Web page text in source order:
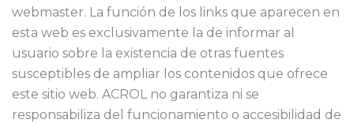
webmaster. La función de los links que aparecen en
esta web es exclusivamente la de informar al
usuario sobre la existencia de otras fuentes
susceptibles de ampliar los contenidos que ofrece
este sitio web. ACROL no garantiza ni se
responsabiliza del funcionamiento o accesibilidad de